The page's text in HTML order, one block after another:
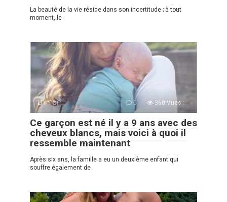
La beauté de la vie réside dans son incertitude ; à tout
moment, le
ԼՈՒՐԵՐ 0 360 Vues :
Ce garçon est né il y a 9 ans avec des
cheveux blancs, mais voici à quoi il
ressemble maintenant
Après six ans, la famille a eu un deuxième enfant qui
souffre également de